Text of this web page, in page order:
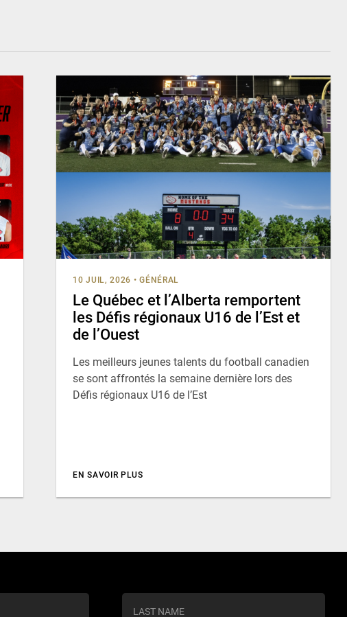
10 JUIL, 2026 • GÉNÉRAL
Le Québec et l’Alberta remportent
les Défis régionaux U16 de l’Est et
de l’Ouest
Les meilleurs jeunes talents du football canadien
se sont affrontés la semaine dernière lors des
Défis régionaux U16 de l’Est
EN SAVOIR PLUS